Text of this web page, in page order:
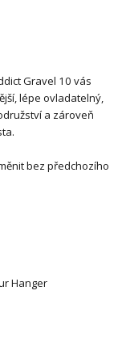
Gravel 10 vás
lépe ovladatelný,
a zároveň
bez předchozího
Hanger